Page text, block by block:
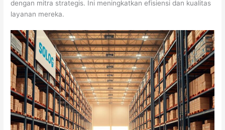
dengan mitra strategis. Ini meningkatkan efisiensi dan kualitas
layanan mereka.